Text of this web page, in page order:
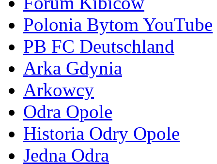
Polonia Bytom YouTube
PB FC Deutschland
Arka Gdynia
Arkowcy
Odra Opole
Historia Odry Opole
Jedna Odra